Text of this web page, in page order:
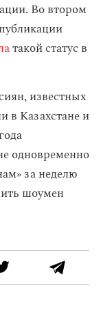
Во втором
такой статус в
известных
в Казахстане и
одновременно
за неделю
шоумен